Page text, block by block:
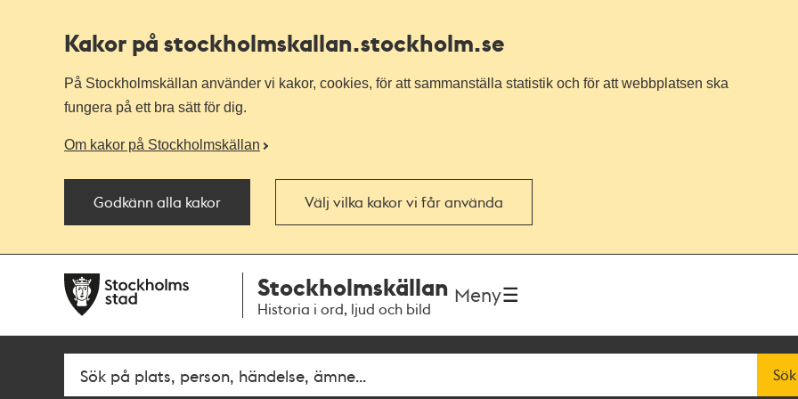
Kakor på stockholmskallan.stockholm.se
På Stockholmskällan använder vi kakor, cookies, för att sammanställa statistik och för att webbplatsen ska
fungera på ett bra sätt för dig.
Om kakor på Stockholmskällan
Godkänn alla kakor Välj vilka kakor vi får använda
navigationen
huvudinnehållet
Stockholmskällan
Historia i ord, ljud och bild
Meny
Fritextsök Sök